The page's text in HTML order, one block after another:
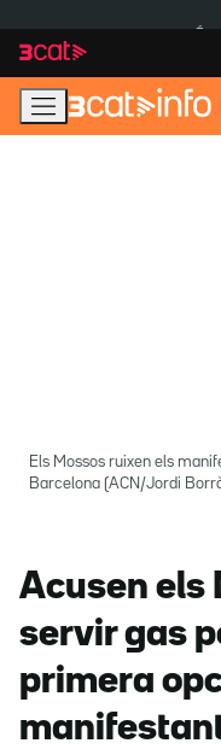
navegació
principal
contingut
Els Mossos ruixen els
Barcelona (ACN/Jordi
Acusen els
servir gas
primera